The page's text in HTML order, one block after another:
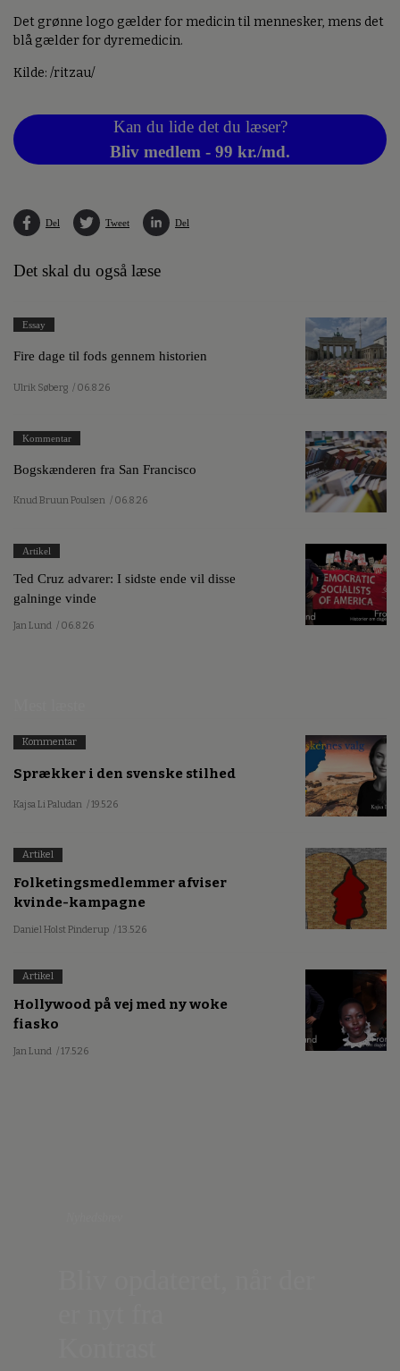
Det grønne logo gælder for medicin til mennesker, mens det
blå gælder for dyremedicin.
Kilde: /ritzau/
Kan du lide det du læser?
Bliv medlem - 99 kr./md.
Del Tweet Del
Det skal du også læse
Essay
Fire dage til fods gennem historien
Ulrik Søberg / 06.8.26
Kommentar
Bogskænderen fra San Francisco
Knud Bruun Poulsen / 06.8.26
Artikel
Ted Cruz advarer: I sidste ende vil disse
galninge vinde
Jan Lund / 06.8.26
Kommentar
Sprækker i den svenske stilhed
Kajsa Li Paludan / 19.5.26
Artikel
Folketingsmedlemmer afviser
kvinde-kampagne
Daniel Holst Pinderup / 13.5.26
Artikel
Hollywood på vej med ny woke
fiasko
Jan Lund / 17.5.26